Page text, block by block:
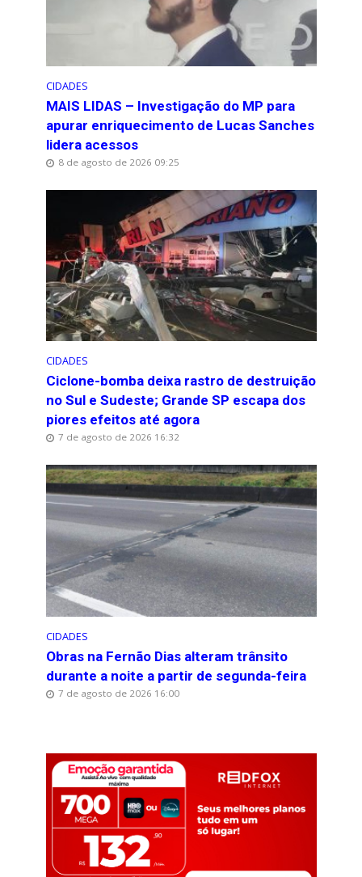
CIDADES
MAIS LIDAS – Investigação do MP para
apurar enriquecimento de Lucas Sanches
lidera acessos
8 de agosto de 2026 09:25
CIDADES
Ciclone-bomba deixa rastro de destruição
no Sul e Sudeste; Grande SP escapa dos
piores efeitos até agora
7 de agosto de 2026 16:32
CIDADES
Obras na Fernão Dias alteram trânsito
durante a noite a partir de segunda-feira
7 de agosto de 2026 16:00